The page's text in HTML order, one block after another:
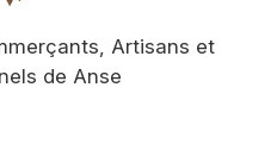
Artisans et
de Anse